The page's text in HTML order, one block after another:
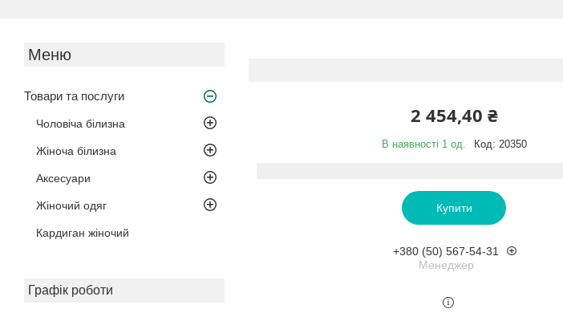
Товари та послуги
Чоловіча білизна
Жіноча білизна
Аксесуари
Жіночий одяг
Кардиган жіночий
Графік роботи
2 454,40 ₴
В наявності 1 од. Код: 20350
Купити
+380 (50) 567-54-31
Менеджер